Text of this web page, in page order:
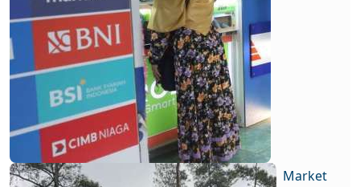
Market